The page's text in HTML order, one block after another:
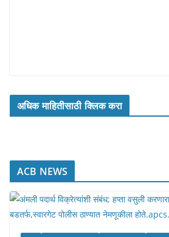
अधिक माहितीसाठी क्लिक करा
ACB NEWS